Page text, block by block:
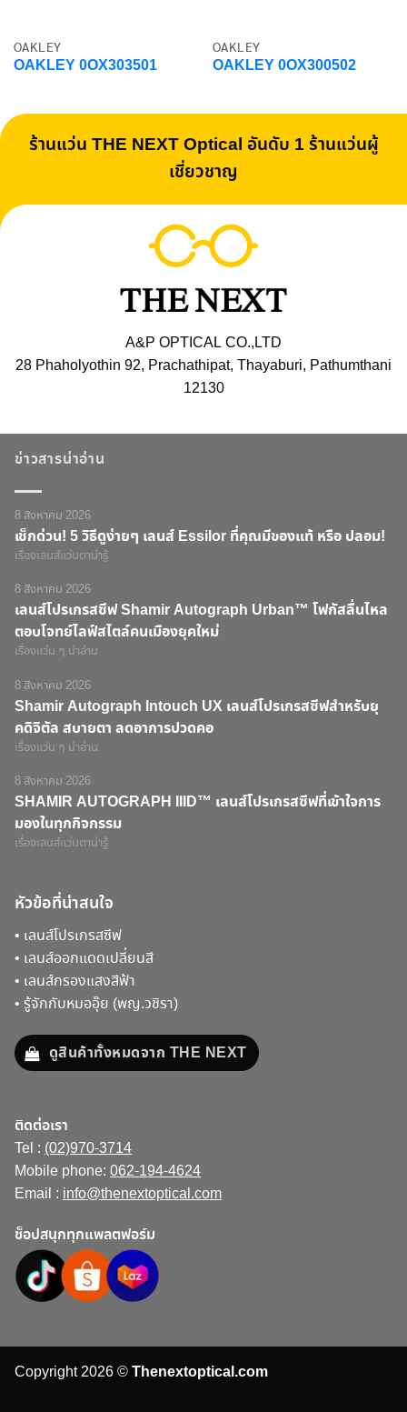
OAKLEY
OAKLEY 0OX303501
OAKLEY
OAKLEY 0OX300502
ร้านแว่น THE NEXT Optical อันดับ 1 ร้านแว่นผู้
เชี่ยวชาญ
A&P OPTICAL CO.,LTD
28 Phaholyothin 92, Prachathipat, Thayaburi, Pathumthani
12130
ข่าวสารน่าอ่าน
8 สิงหาคม 2026
เช็กด่วน! 5 วิธีดูง่ายๆ เลนส์ Essilor ที่คุณมีของแท้ หรือ ปลอม!
เรื่องเลนส์แว่นตาน่ารู้
8 สิงหาคม 2026
เลนส์โปรเกรสซีฟ Shamir Autograph Urban™ โฟกัสลื่นไหล
ตอบโจทย์ไลฟ์สไตล์คนเมืองยุคใหม่
เรื่องแว่น ๆ น่าอ่าน
8 สิงหาคม 2026
Shamir Autograph Intouch UX เลนส์โปรเกรสซีฟสำหรับยุ
คดิจิตัล สบายตา ลดอาการปวดคอ
เรื่องแว่น ๆ น่าอ่าน
8 สิงหาคม 2026
SHAMIR AUTOGRAPH IIID™ เลนส์โปรเกรสซีฟที่เข้าใจการ
มองในทุกกิจกรรม
เรื่องเลนส์แว่นตาน่ารู้
หัวข้อที่น่าสนใจ
• เลนส์โปรเกรสซีฟ
• เลนส์ออกแดดเปลี่ยนสี
• เลนส์กรองแสงสีฟ้า
• รู้จักกับหมออุ๊ย (พญ.วชิรา)
ดูสินค้าทั้งหมดจาก THE NEXT
ติดต่อเรา
Tel : (02)970-3714
Mobile phone: 062-194-4624
Email : info@thenextoptical.com
ช็อปสนุกทุกแพลตฟอร์ม
Copyright 2026 ©Thenextoptical.com